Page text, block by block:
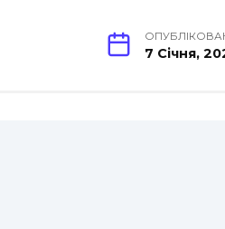
7 Січня,